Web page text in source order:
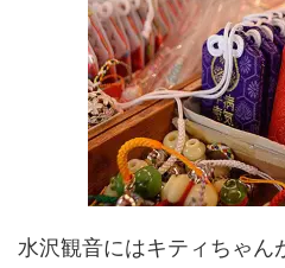
水沢観音にはキティちゃん